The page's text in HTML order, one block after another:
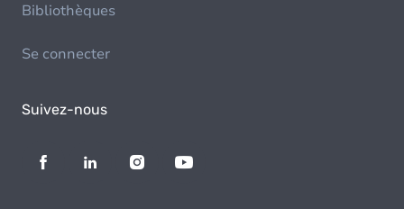
Bibliothèques
Se connecter
Suivez-nous